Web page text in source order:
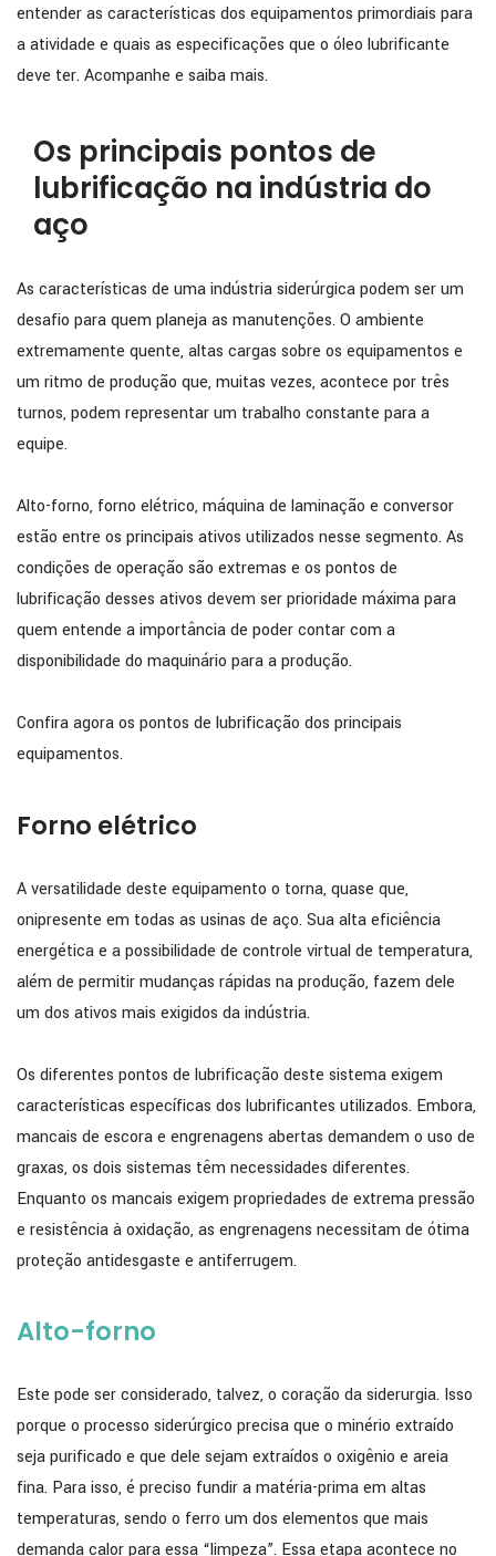
entender as características dos equipamentos primordiais para
a atividade e quais as especificações que o óleo lubrificante
deve ter. Acompanhe e saiba mais.
Os principais pontos de
lubrificação na indústria do
aço
As características de uma indústria siderúrgica podem ser um
desafio para quem planeja as manutenções. O ambiente
extremamente quente, altas cargas sobre os equipamentos e
um ritmo de produção que, muitas vezes, acontece por três
turnos, podem representar um trabalho constante para a
equipe.
Alto-forno, forno elétrico, máquina de laminação e conversor
estão entre os principais ativos utilizados nesse segmento. As
condições de operação são extremas e os pontos de
lubrificação desses ativos devem ser prioridade máxima para
quem entende a importância de poder contar com a
disponibilidade do maquinário para a produção.
Confira agora os pontos de lubrificação dos principais
equipamentos.
Forno elétrico
A versatilidade deste equipamento o torna, quase que,
onipresente em todas as usinas de aço. Sua alta eficiência
energética e a possibilidade de controle virtual de temperatura,
além de permitir mudanças rápidas na produção, fazem dele
um dos ativos mais exigidos da indústria.
Os diferentes pontos de lubrificação deste sistema exigem
características específicas dos lubrificantes utilizados. Embora,
mancais de escora e engrenagens abertas demandem o uso de
graxas, os dois sistemas têm necessidades diferentes.
Enquanto os mancais exigem propriedades de extrema pressão
e resistência à oxidação, as engrenagens necessitam de ótima
proteção antidesgaste e antiferrugem.
Alto-forno
Este pode ser considerado, talvez, o coração da siderurgia. Isso
porque o processo siderúrgico precisa que o minério extraído
seja purificado e que dele sejam extraídos o oxigênio e areia
fina. Para isso, é preciso fundir a matéria-prima em altas
temperaturas, sendo o ferro um dos elementos que mais
demanda calor para essa “limpeza”. Essa etapa acontece no